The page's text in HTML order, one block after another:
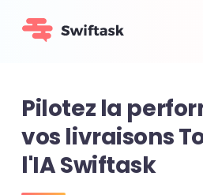
Pilotez la
vos livraisons
l'IA Swiftask